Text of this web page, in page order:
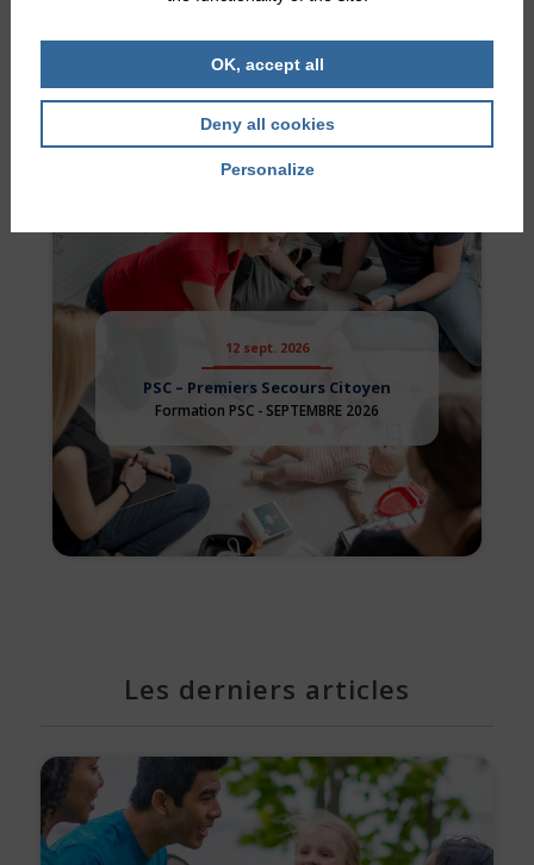
PSC – Premiers Secours Citoyen
12 sept. 2026
PSC – Premiers Secours Citoyen
Formation PSC - SEPTEMBRE 2026
Les derniers articles
OK, accept all
Deny all cookies
Personalize